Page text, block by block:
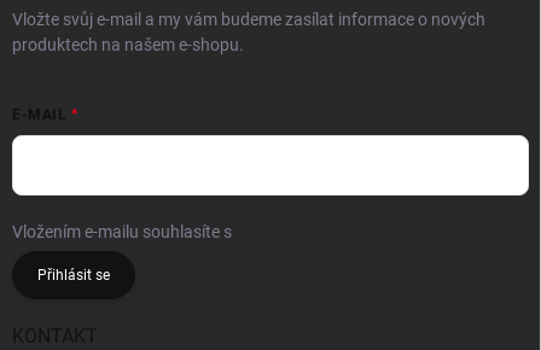
Vložte svůj e-mail a my vám budeme zasílat informace o nových
produktech na našem e-shopu.
E-MAIL
Vložením e-mailu souhlasíte s
Přihlásit se
KONTAKT